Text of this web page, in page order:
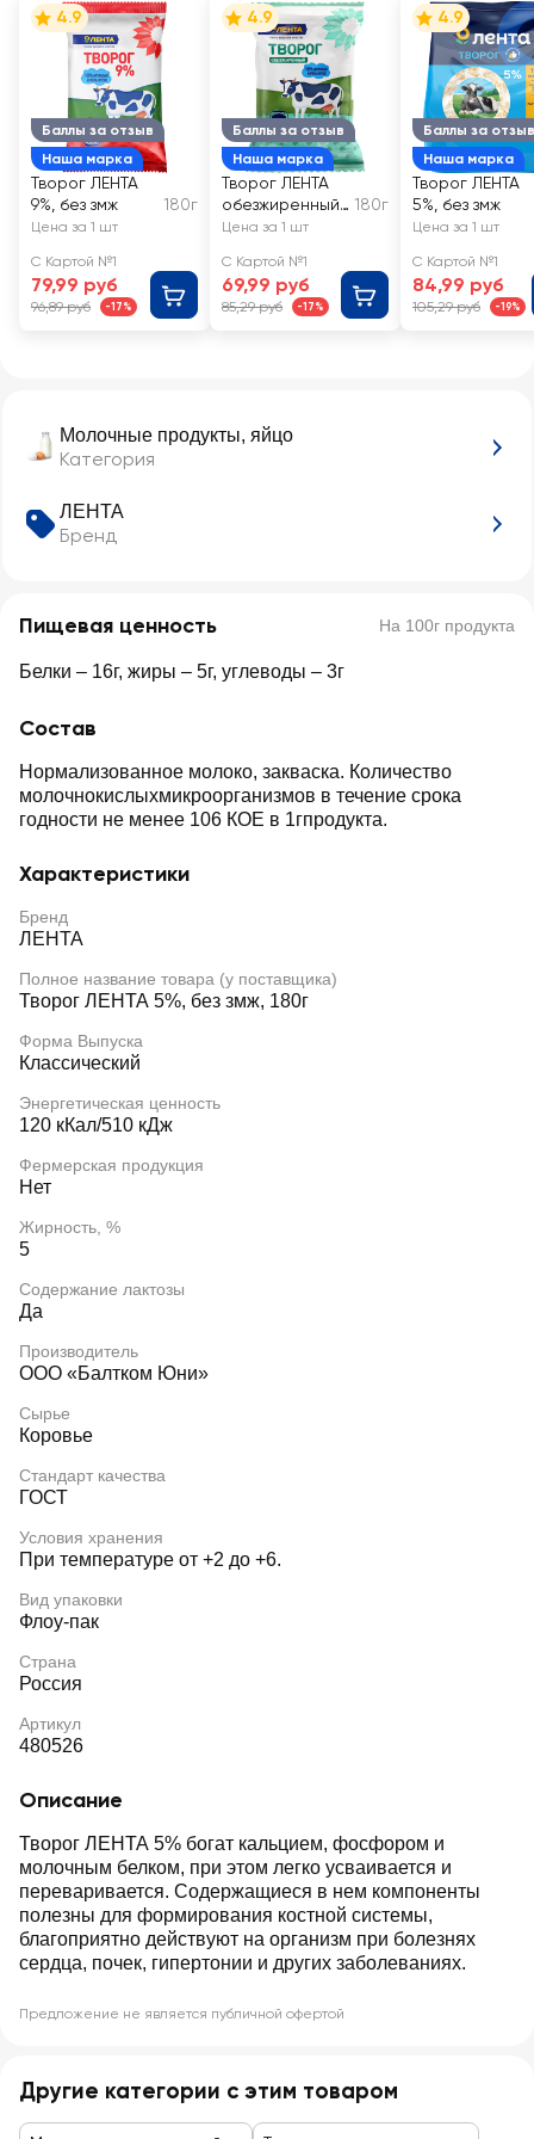
Молочные продукты, яйцо
Категория
ЛЕНТА
Бренд
Пищевая ценность На 100г продукта
Белки – 16г, жиры – 5г, углеводы – 3г
Состав
Нормализованное молоко, закваска. Количество
молочнокислыхмикроорганизмов в течение срока
годности не менее 106 КОЕ в 1гпродукта.
Характеристики
Бренд
ЛЕНТА
Полное название товара (у поставщика)
Творог ЛЕНТА 5%, без змж, 180г
Форма Выпуска
Классический
Энергетическая ценность
120 кКал/510 кДж
Фермерская продукция
Нет
Жирность, %
5
Содержание лактозы
Да
Производитель
ООО «Балтком Юни»
Сырье
Коровье
Стандарт качества
ГОСТ
Условия хранения
При температуре от +2 до +6.
Вид упаковки
Флоу-пак
Страна
Россия
Артикул
480526
Описание
Творог ЛЕНТА 5% богат кальцием, фосфором и
молочным белком, при этом легко усваивается и
переваривается. Содержащиеся в нем компоненты
полезны для формирования костной системы,
благоприятно действуют на организм при болезнях
сердца, почек, гипертонии и других заболеваниях.
Предложение не является публичной офертой
Баллы за отзыв
Наша марка
4.9
Творог ЛЕНТА
9%, без змж
180г
Цена за 1 шт
С Картой №1
79,99 руб
96,89 руб -17%
Баллы за отзыв
Наша марка
4.9
Творог ЛЕНТА
обезжиренный,
без змж
180г
Цена за 1 шт
С Картой №1
69,99 руб
85,29 руб -17%
Баллы за отзыв
Наша марка
4.9
Творог ЛЕНТА
5%, без змж
Цена за 1 шт
С Картой №1
84,99 руб
105,29 руб -19%
Другие категории с этим товаром